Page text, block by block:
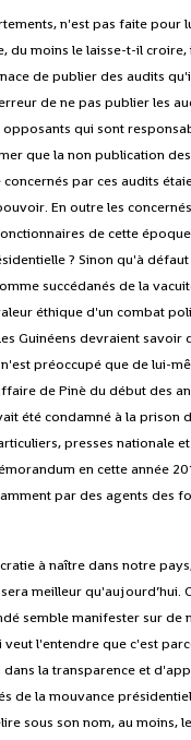
n'est pas faite pour
moins le laisse-t-il croire,
de publier des audits
de ne pas publier les
qui sont
que la non publication
par ces audits
En outre les
de cette
? Sinon qu'à
succédanés de la
éthique d'un combat
Guinéens devraient savoir
préoccupé que de lui-
de Pinè du début des
été condamné à la prison
presses nationale
en cette année
par des agents des
à naître dans notre
meilleur qu'aujourd’hui.
semble manifester sur de
l'entendre que c'est
la transparence et
de la mouvance
sous son nom, au moins,